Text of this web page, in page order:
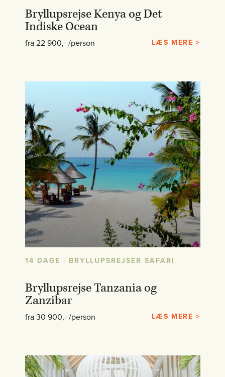
Bryllupsrejse Kenya og Det
Indiske Ocean
fra 22 900,- /person LÆS MERE >
14 DAGE | BRYLLUPSREJSER SAFARI
Bryllupsrejse Tanzania og
Zanzibar
fra 30 900,- /person LÆS MERE >